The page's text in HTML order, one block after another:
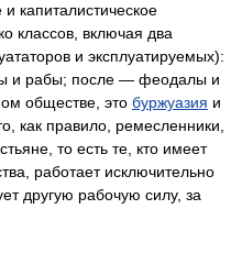
капиталистическое
классов, включая два
и эксплуатируемых):
и рабы; после — феодалы и
обществе, это буржуазия и
как правило, ремесленники,
то есть те, кто имеет
работает исключительно
другую рабочую силу, за